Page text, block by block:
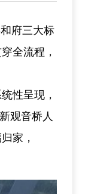
府三大标
全流程，
性呈现，
观音桥人
家，